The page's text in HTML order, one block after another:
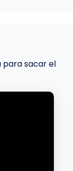
para sacar el